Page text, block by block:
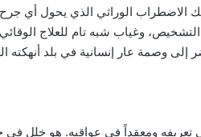
الاضطراب الوراثي الذي يحول أي
وغياب شبه تام للعلاج
وصمة عار إنسانية في بلد أنهكته
تعريفه ومعقداً في عواقبه. هو خلل